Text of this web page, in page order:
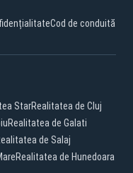
Cod de conduită
StarRealitatea de Cluj
Realitatea de Galati
de Salaj
Realitatea de Hunedoara